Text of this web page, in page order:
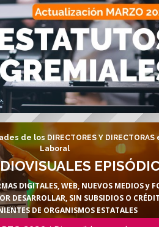
de los DIRECTORES Y DIRECTORAS
Laboral
DIGITALES, WEB, NUEVOS MEDIOS y
DESARROLLAR, SIN SUBSIDIOS O
DE ORGANISMOS ESTATALES